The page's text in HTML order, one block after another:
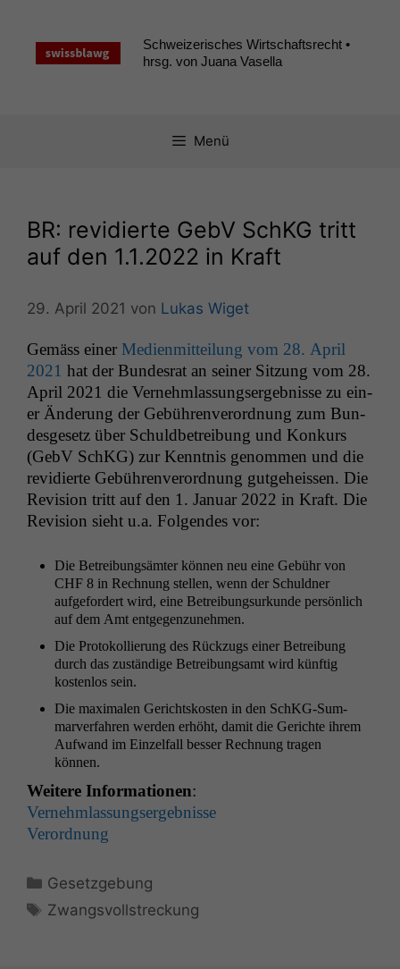
springen
Schweizerisches Wirtschaftsrecht •
hrsg. von Juana Vasella
Menü
BR: revidierte GebV SchKG tritt
auf den 1.1.2022 in Kraft
29. April 2021 von Lukas Wiget
Gemäss ein­er Medi­en­mit­teilung vom 28. April
2021 hat der Bun­desrat an sein­er Sitzung vom 28.
April 2021 die Vernehm­las­sungsergeb­nisse zu ein­
er Änderung der Gebühren­verord­nung zum Bun­
des­ge­setz über Schuld­be­trei­bung und Konkurs
(GebV SchKG) zur Ken­nt­nis genom­men und die
rev­i­dierte Gebühren­verord­nung gut­ge­heis­sen. Die
Revi­sion tritt auf den 1. Jan­u­ar 2022 in Kraft. Die
Revi­sion sieht u.a. Fol­gen­des vor:
Die Betrei­bungsämter kön­nen neu eine Gebühr von
CHF 8 in Rech­nung stellen, wenn der Schuld­ner
aufge­fordert wird, eine Betrei­bung­surkunde per­sön­lich
auf dem Amt entgegenzunehmen.
Die Pro­tokol­lierung des Rück­zugs ein­er Betrei­bung
durch das zuständi­ge Betrei­bungsamt wird kün­ftig
kosten­los sein.
Die max­i­malen Gericht­skosten in den SchKG-Sum­
mar­ver­fahren wer­den erhöht, damit die Gerichte ihrem
Aufwand im Einzelfall bess­er Rech­nung tra­gen
können.
Weit­ere Infor­ma­tio­nen:
Vernehm­las­sungsergeb­nisse
Verord­nung
Kategorien
Gesetzgebung
Schlagwörter
Zwangsvollstreckung